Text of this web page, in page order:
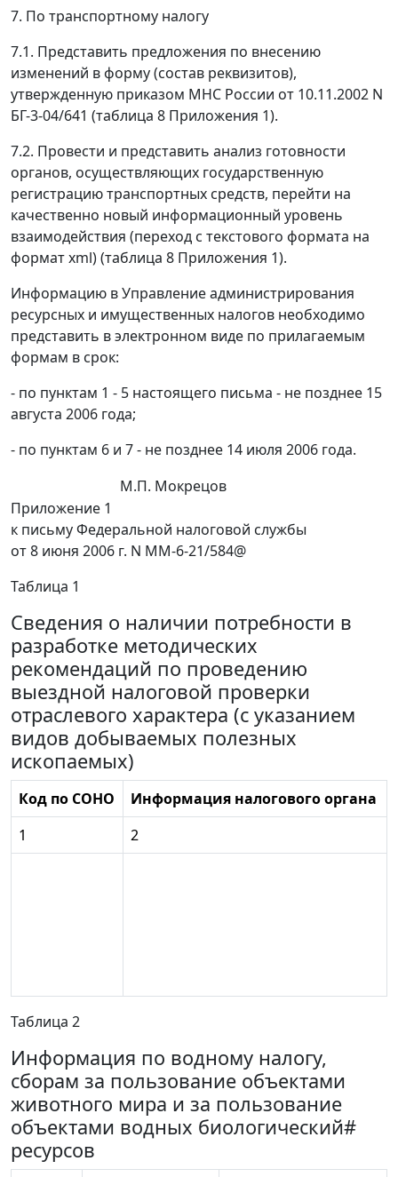
7. По транспортному налогу
7.1. Представить предложения по внесению
изменений в форму (состав реквизитов),
утвержденную приказом МНС России от 10.11.2002 N
БГ-3-04/641 (таблица 8 Приложения 1).
7.2. Провести и представить анализ готовности
органов, осуществляющих государственную
регистрацию транспортных средств, перейти на
качественно новый информационный уровень
взаимодействия (переход с текстового формата на
формат xml) (таблица 8 Приложения 1).
Информацию в Управление администрирования
ресурсных и имущественных налогов необходимо
представить в электронном виде по прилагаемым
формам в срок:
- по пунктам 1 - 5 настоящего письма - не позднее 15
августа 2006 года;
- по пунктам 6 и 7 - не позднее 14 июля 2006 года.
М.П. Мокрецов
Приложение 1
к письму Федеральной налоговой службы
от 8 июня 2006 г. N MM-6-21/584@
Таблица 1
Сведения о наличии потребности в
разработке методических
рекомендаций по проведению
выездной налоговой проверки
отраслевого характера (с указанием
видов добываемых полезных
ископаемых)
Код по СОНО
Информация налогового органа
1
2
Таблица 2
Информация по водному налогу,
сборам за пользование объектами
животного мира и за пользование
объектами водных биологический#
ресурсов